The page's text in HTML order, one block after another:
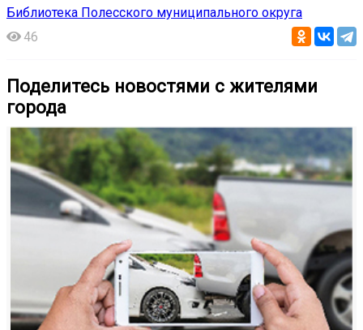
Библиотека Полесского муниципального округа
46
Поделитесь новостями с жителями
города